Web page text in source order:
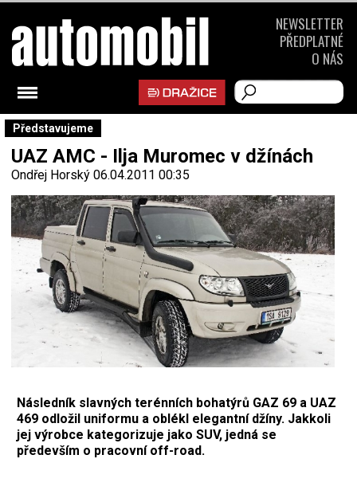
Představujeme
UAZ AMC - Ilja Muromec v džínách
Ondřej Horský 06.04.2011 00:35
Následník slavných terénních bohatýrů GAZ 69 a UAZ
469 odložil uniformu a oblékl elegantní džíny. Jakkoli
jej výrobce kategorizuje jako SUV, jedná se
především o pracovní off-road.
NEWSLETTER
PŘEDPLATNÉ
O NÁS